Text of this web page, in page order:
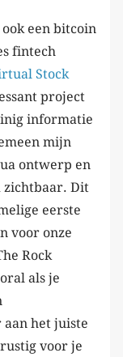
een bitcoin
fintech
Stock
project
informatie
mijn
ontwerp en
zichtbaar. Dit
eerste
voor onze
Rock
als je
het juiste
voor je